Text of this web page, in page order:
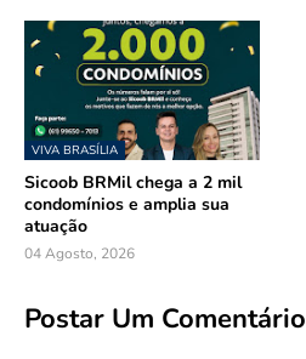
VIVA BRASÍLIA
Sicoob BRMil chega a 2 mil
condomínios e amplia sua
atuação
04 Agosto, 2026
Postar Um Comentário